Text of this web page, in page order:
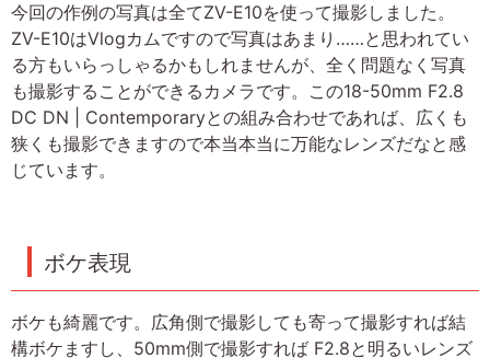
今回の作例の写真は全てZV-E10を使って撮影しました。
ZV-E10はVlogカムですので写真はあまり……と思われてい
る方もいらっしゃるかもしれませんが、全く問題なく写真
も撮影することができるカメラです。この18-50mm F2.8
DC DN | Contemporaryとの組み合わせであれば、広くも
狭くも撮影できますので本当本当に万能なレンズだなと感
じています。
ボケ表現
ボケも綺麗です。広角側で撮影しても寄って撮影すれば結
構ボケますし、50mm側で撮影すれば F2.8と明るいレンズ